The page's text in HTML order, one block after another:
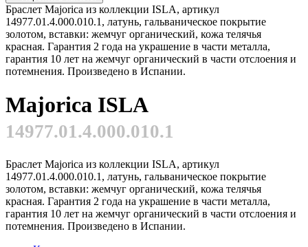
Браслет Majorica из коллекции ISLA, артикул
14977.01.4.000.010.1, латунь, гальваническое покрытие
золотом, вставки: жемчуг органический, кожа телячья
красная. Гарантия 2 года на украшение в части металла,
гарантия 10 лет на жемчуг органический в части отслоения и
потемнения. Произведено в Испании.
Majorica ISLA
14977.01.4.000.010.1
Браслет Majorica из коллекции ISLA, артикул
14977.01.4.000.010.1, латунь, гальваническое покрытие
золотом, вставки: жемчуг органический, кожа телячья
красная. Гарантия 2 года на украшение в части металла,
гарантия 10 лет на жемчуг органический в части отслоения и
потемнения. Произведено в Испании.